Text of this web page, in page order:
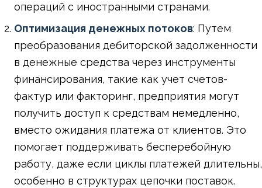
операций с иностранными странами.
Оптимизация денежных потоков: Путем
преобразования дебиторской задолженности
в денежные средства через инструменты
финансирования, такие как учет счетов-
фактур или факторинг, предприятия могут
получить доступ к средствам немедленно,
вместо ожидания платежа от клиентов. Это
помогает поддерживать бесперебойную
работу, даже если циклы платежей длительны,
особенно в структурах цепочки поставок.